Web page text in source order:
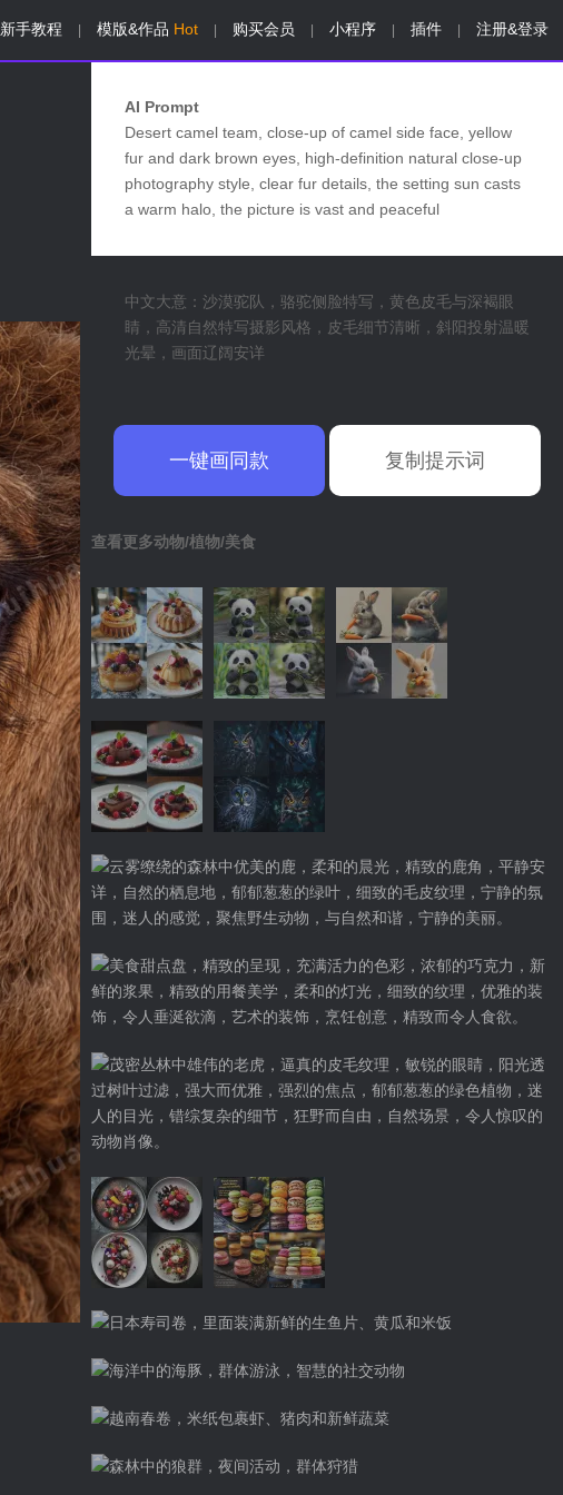
新手教程 模版&作品 Hot 购买会员 小程序 插件 注册&登录
AI Prompt
Desert camel team, close-up of camel side face, yellow
fur and dark brown eyes, high-definition natural close-up
photography style, clear fur details, the setting sun casts
a warm halo, the picture is vast and peaceful
中文大意：沙漠驼队，骆驼侧脸特写，黄色皮毛与深褐眼
睛，高清自然特写摄影风格，皮毛细节清晰，斜阳投射温暖
光晕，画面辽阔安详
一键画同款 复制提示词
查看更多动物/植物/美食